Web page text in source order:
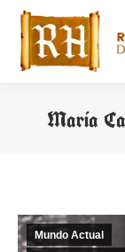
María
Mundo Actual